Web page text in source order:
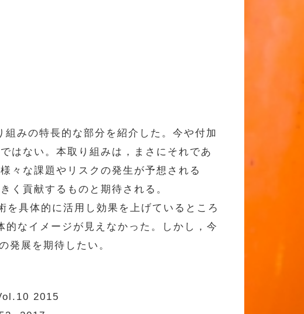
みの特長的な部分を紹介した。今や付加
はない。本取り組みは，まさにそれであ
々な課題やリスクの発生が予想される
く貢献するものと期待される。
具体的に活用し効果を上げているところ
なイメージが見えなかった。しかし，今
発展を期待したい。
2015